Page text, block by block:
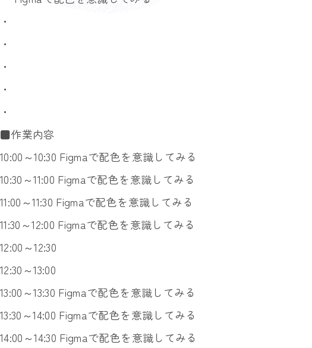
・
・
・
・
・
■作業内容
10:00～10:30 Figmaで配色を意識してみる
10:30～11:00 Figmaで配色を意識してみる
11:00～11:30 Figmaで配色を意識してみる
11:30～12:00 Figmaで配色を意識してみる
12:00～12:30
12:30～13:00
13:00～13:30 Figmaで配色を意識してみる
13:30～14:00 Figmaで配色を意識してみる
14:00～14:30 Figmaで配色を意識してみる